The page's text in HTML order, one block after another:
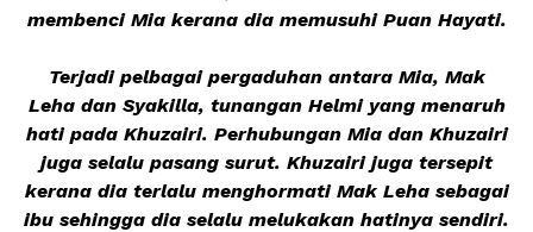
membenci Mia kerana dia memusuhi Puan Hayati.
Terjadi pelbagai pergaduhan antara Mia, Mak
Leha dan Syakilla, tunangan Helmi yang menaruh
hati pada Khuzairi. Perhubungan Mia dan Khuzairi
juga selalu pasang surut. Khuzairi juga tersepit
kerana dia terlalu menghormati Mak Leha sebagai
ibu sehingga dia selalu melukakan hatinya sendiri.